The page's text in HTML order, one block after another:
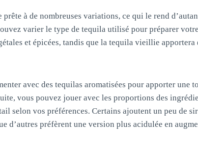
à de nombreuses variations, ce qui le rend
varier le type de tequila utilisé pour préparer
et épicées, tandis que la tequila vieillie apportera
avec des tequilas aromatisées pour apporter une
vous pouvez jouer avec les proportions des
selon vos préférences. Certains ajoutent un peu de
d’autres préfèrent une version plus acidulée en